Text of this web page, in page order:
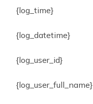
{log_time}
{log_datetime}
{log_user_id}
{log_user_full_name}